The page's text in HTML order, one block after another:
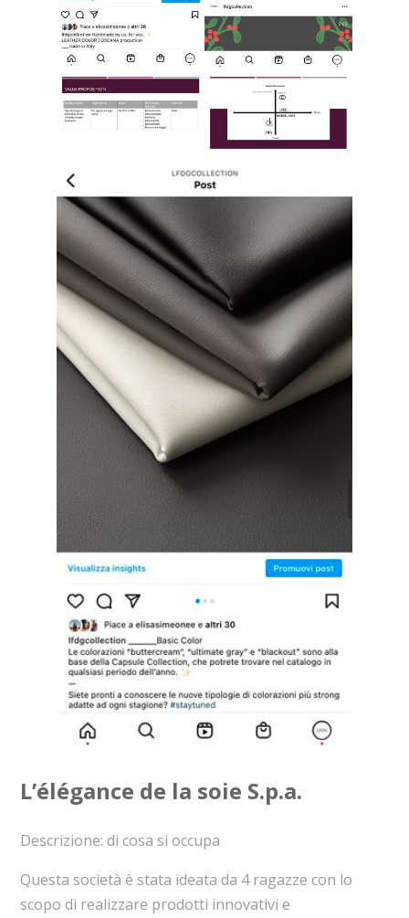
L’élégance de la soie S.p.a.
Descrizione: di cosa si occupa
Questa società è stata ideata da 4 ragazze con lo
scopo di realizzare prodotti innovativi e